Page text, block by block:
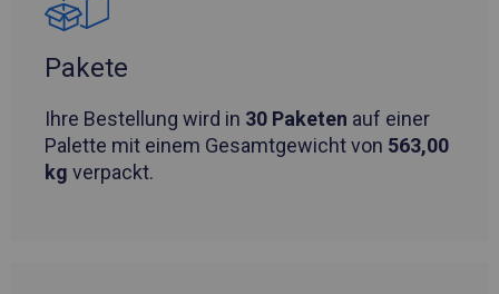
Pakete
Ihre Bestellung wird in 30 Paketen auf einer
Palette mit einem Gesamtgewicht von 563,00
kg verpackt.